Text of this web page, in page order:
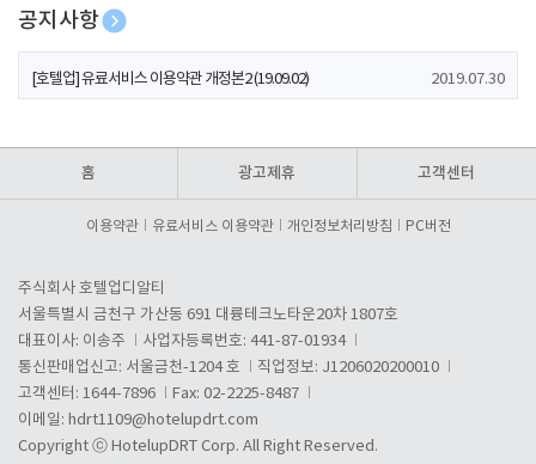
공지사항
[호텔업] 개인정보 처리방침 개정본1 (19.09.02)
[호텔업] 유료서비스 이용약관 개정본2 (19.09.02) 2019.07.30
홈 광고제휴 고객센터
이용약관 유료서비스 이용약관 개인정보처리방침 PC버전
주식회사 호텔업디알티
서울특별시 금천구 가산동 691 대륭테크노타운20차 1807호
대표이사: 이송주
사업자등록번호: 441-87-01934
통신판매업신고: 서울금천-1204 호
직업정보: J1206020200010
고객센터: 1644-7896
Fax: 02-2225-8487
이메일: hdrt1109@hotelupdrt.com
Copyright ⓒ HotelupDRT Corp. All Right Reserved.